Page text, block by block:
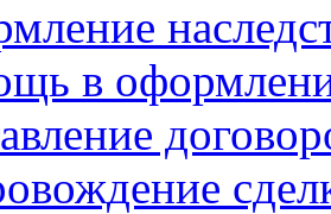
в